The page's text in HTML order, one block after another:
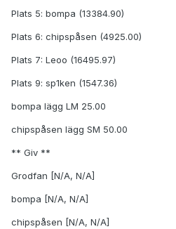
Plats 5: bompa (13384.90)
Plats 6: chipspåsen (4925.00)
Plats 7: Leoo (16495.97)
Plats 9: sp1ken (1547.36)
bompa lägg LM 25.00
chipspåsen lägg SM 50.00
** Giv **
Grodfan [N/A, N/A]
bompa [N/A, N/A]
chipspåsen [N/A, N/A]